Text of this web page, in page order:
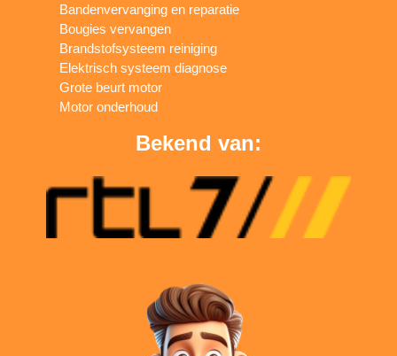
Bandenvervanging en reparatie
Bougies vervangen
Brandstofsysteem reiniging
Elektrisch systeem diagnose
Grote beurt motor
Motor onderhoud
Bekend van: